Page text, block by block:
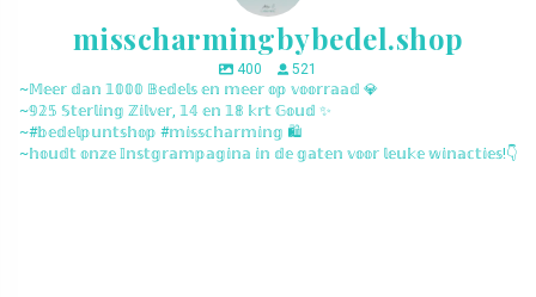
misscharmingbybedel.shop
400
521
~𝕄𝕖𝕖𝕣 𝕕𝕒𝕟 𝟙𝟘𝟘𝟘 𝔹𝕖𝕕𝕖𝕝𝕤 𝕖𝕟 𝕞𝕖𝕖𝕣 𝕠𝕡 𝕧𝕠𝕠𝕣𝕣𝕒𝕒𝕕 💎
~𝟡𝟚𝟝 𝕊𝕥𝕖𝕣𝕝𝕚𝕟𝕘 ℤ𝕚𝕝𝕧𝕖𝕣, 𝟙𝟜 𝕖𝕟 𝟙𝟠 𝕜𝕣𝕥 𝔾𝕠𝕦𝕕 ✨
~#𝕓𝕖𝕕𝕖𝕝𝕡𝕦𝕟𝕥𝕤𝕙𝕠𝕡 #𝕞𝕚𝕤𝕤𝕔𝕙𝕒𝕣𝕞𝕚𝕟𝕘 🛍️
~𝕙𝕠𝕦𝕕𝕥 𝕠𝕟𝕫𝕖 𝕀𝕟𝕤𝕥𝕘𝕣𝕒𝕞𝕡𝕒𝕘𝕚𝕟𝕒 𝕚𝕟 𝕕𝕖 𝕘𝕒𝕥𝕖𝕟 𝕧𝕠𝕠𝕣 𝕝𝕖𝕦𝕜𝕖 𝕨𝕚𝕟𝕒𝕔𝕥𝕚𝕖𝕤!👇